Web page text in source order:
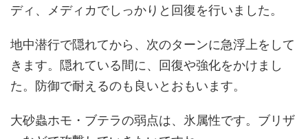
ディ、メディカでしっかりと回復を行いました。
地中潜行で隠れてから、次のターンに急浮上をして
きます。隠れている間に、回復や強化をかけまし
た。防御で耐えるのも良いとおもいます。
大砂蟲ホモ・ブテラの弱点は、氷属性です。ブリザ